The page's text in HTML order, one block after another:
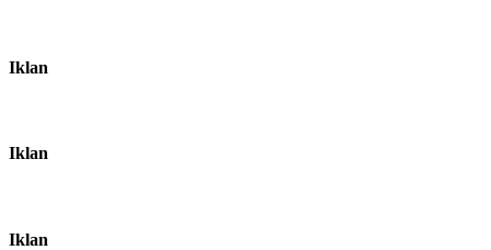
Iklan
Iklan
Iklan